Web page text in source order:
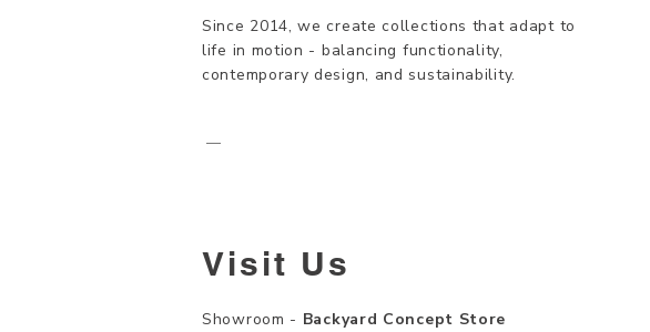
Since 2014, we create collections that adapt to
life in motion - balancing functionality,
contemporary design, and sustainability.
—
Visit Us
Showroom - Backyard Concept Store